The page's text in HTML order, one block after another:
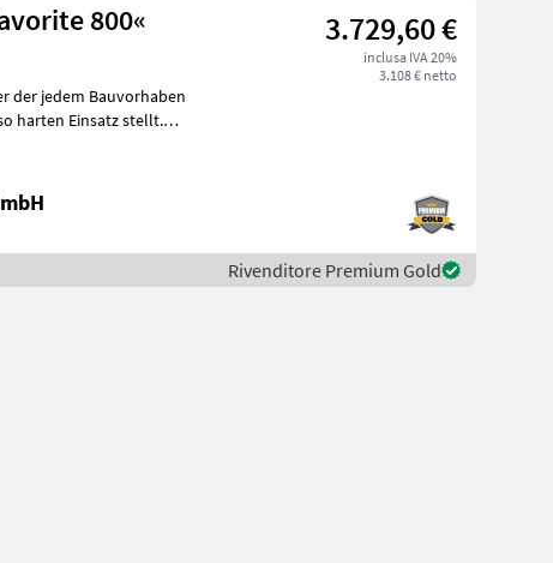
800« 3.729,60 €
inclusa IVA 20%
3.108 € netto
der jedem Bauvorhaben
harten Einsatz stellt.
Rivenditore Premium Gold